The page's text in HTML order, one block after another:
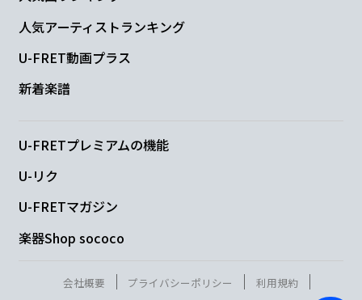
人気アーティストランキング
U-FRET動画プラス
新着楽譜
U-FRETプレミアムの機能
U-リク
U-FRETマガジン
楽器Shop sococo
会社概要 プライバシーポリシー
利用規約